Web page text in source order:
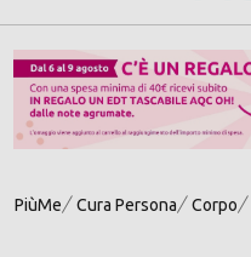
PiùMe Cura Persona Corpo